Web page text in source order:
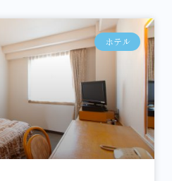
ホテル